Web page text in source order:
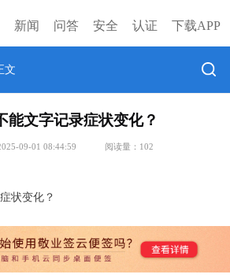
新闻 问答 安全 认证 下载APP
文
能文字记录症状变化？
09-01 08:44:59 阅读量： 102
状变化？